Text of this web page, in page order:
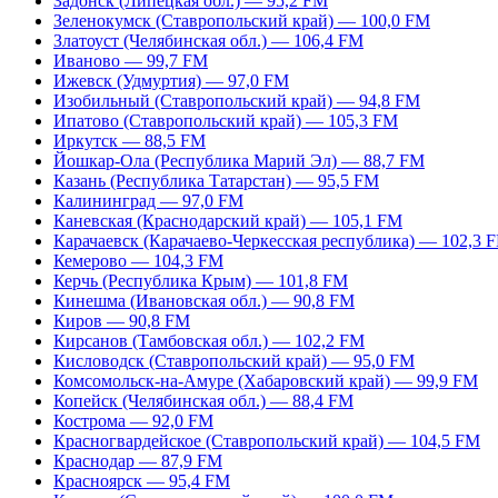
Зеленокумск (Ставропольский край) — 100,0 FM
Златоуст (Челябинская обл.) — 106,4 FM
Иваново — 99,7 FM
Ижевск (Удмуртия) — 97,0 FM
Изобильный (Ставропольский край) — 94,8 FM
Ипатово (Ставропольский край) — 105,3 FM
Иркутск — 88,5 FM
Йошкар-Ола (Республика Марий Эл) — 88,7 FM
Казань (Республика Татарстан) — 95,5 FM
Калининград — 97,0 FM
Каневская (Краснодарский край) — 105,1 FM
Карачаевск (Карачаево-Черкесская республика) — 102,3
Кемерово — 104,3 FM
Керчь (Республика Крым) — 101,8 FM
Кинешма (Ивановская обл.) — 90,8 FM
Киров — 90,8 FM
Кирсанов (Тамбовская обл.) — 102,2 FM
Кисловодск (Ставропольский край) — 95,0 FM
Комсомольск-на-Амуре (Хабаровский край) — 99,9 FM
Копейск (Челябинская обл.) — 88,4 FM
Кострома — 92,0 FM
Красногвардейское (Ставропольский край) — 104,5 FM
Краснодар — 87,9 FM
Красноярск — 95,4 FM